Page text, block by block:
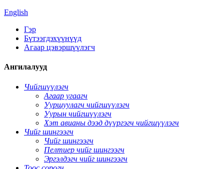
English
Гэр
Бүтээгдэхүүнүүд
Агаар цэвэршүүлэгч
Ангилалууд
Чийгшүүлэгч
Агаар угаагч
Ууршуулагч чийгшүүлэгч
Уурын чийгшүүлэгч
Хэт авианы дээд дүүргэгч чийгшүүлэгч
Чийг шингээгч
Чийг шингээгч
Пелтиер чийг шингээгч
Эргэлдэгч чийг шингээгч